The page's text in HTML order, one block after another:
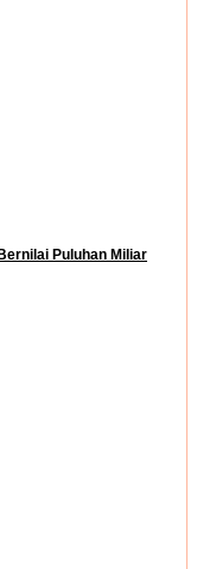
Puluhan Miliar